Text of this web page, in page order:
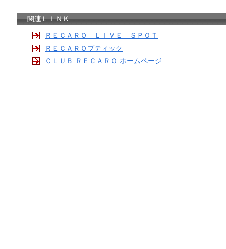
関連ＬＩＮＫ
ＲＥＣＡＲＯ ＬＩＶＥ ＳＰＯＴ
ＲＥＣＡＲＯブティック
ＣＬＵＢ ＲＥＣＡＲＯ ホームページ